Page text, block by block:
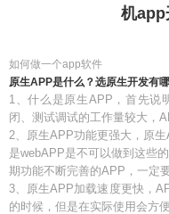
机app
如何做一个app软件
原生APP是什么？选原生开发有
1、什么是原生APP，首先说
闭、测试调试的工作量较大，
2、原生APP功能更强大，原
是webAPP是不可以做到这些
期功能不断完善的APP，一定
3、原生APP加载速度更快，
的时候，但是在实际使用会方便